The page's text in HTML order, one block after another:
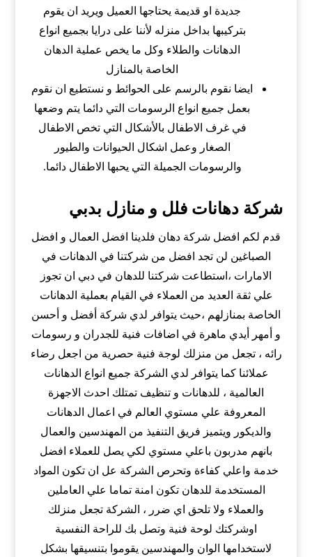
جديدة او قديمة يحتاجها العميل ويريد ان يقوم
بتركيبها بداخل منزله لأننا على درايا بجميع انواع
الدهانات والطلاء وكل ما يخص عملية الدهان
الخاصة بالمنازل
ايضا نقوم بالرسم على الحوائط و نستطيع ان نقوم
بعمل جميع انواع الرسومات التي دائما يتم وضعها
في غرف الاطفال بالأشكال التي تخص الاطفال
الصغار وعمل اشكال الحيوانات والطيور
والرسومات الجميلة التي يحبها الاطفال دائما.
شركة دهانات فلل و منازل بدبي
قدم لكم افضل شركة دهان فلدينا افضل العمال و افضل
الصباغين لن تجد افضل من شركتنا في الدهانات في
الامارات ،استطاعت شركتنا للدهان في دبي ان تجوز
علي ثقة العديد من العملاء في القيام بعملية الدهانات
الخاصة بمنازلهم ،حيث يتوافر لدي شركة أفضل و أحسن
و أمهر أيدي ماهرة في اضافات فنية للجدران و رسومات
رائه ، تجعل من منزلك لوجة فنية حصرية من اجعل رضاء
عملائنا كما يتوافر لدي الشركة جميع انواع الدهانات
العالمية ، للدهانات و تنظيف تمتلك احدث الاجهزة
المعروفة علي مستوي العالم في اعمال الدهانات
والديكور ويتميز فريق التنفيذ من المهندسين والعمال
بانهم مدربون باعلي مستوي لكي يصل للعملاء افضل
خدمة واعلي كفاءة وتحرص الشركة عل ان تكون المواد
المستخدمة للدهان تكون امنة تماما علي العاملين
والعملاء ولا تلحق اي ضرر ، الشركة تجعل منزلك
اوشركتك لوحة فنية وتصل بك للراحة النفسية
لاستخدامها الوان والمهندسين يقوموا بتنسيقها بشكل